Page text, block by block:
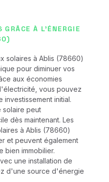
GRÂCE À L'ÉNERGIE
solaires à Ablis (78660)
pour diminuer vos
aux économies
vous pouvez
initial.
solaire peut
dès maintenant. Les
à Ablis (78660)
et peuvent également
bien immobilier.
une installation de
d'une source d'énergie